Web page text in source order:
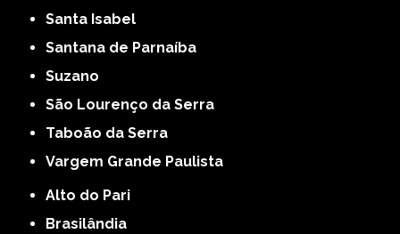
Santa Isabel
Santana de Parnaíba
Suzano
São Lourenço da Serra
Taboão da Serra
Vargem Grande Paulista
Alto do Pari
Brasilândia